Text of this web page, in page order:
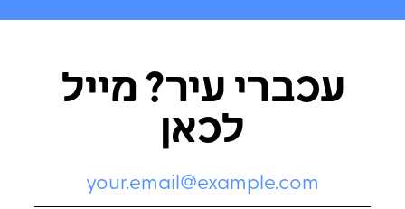
עכברי עיר? מייל
לכאן